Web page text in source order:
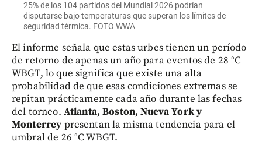
25% de los 104 partidos del Mundial 2026 podrían
disputarse bajo temperaturas que superan los límites de
seguridad térmica. FOTO WWA
El informe señala que estas urbes tienen un período
de retorno de apenas un año para eventos de 28 °C
WBGT, lo que significa que existe una alta
probabilidad de que esas condiciones extremas se
repitan prácticamente cada año durante las fechas
del torneo. Atlanta, Boston, Nueva York y
Monterrey presentan la misma tendencia para el
umbral de 26 °C WBGT.